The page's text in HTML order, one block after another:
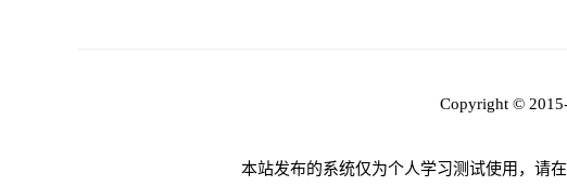
Copyright ©
本站发布的系统仅为个人学习测试使用，请